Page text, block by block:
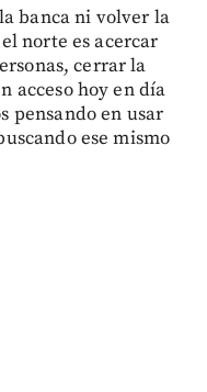
banca ni volver la
norte es acercar
cerrar la
acceso hoy en día
pensando en usar
ese mismo